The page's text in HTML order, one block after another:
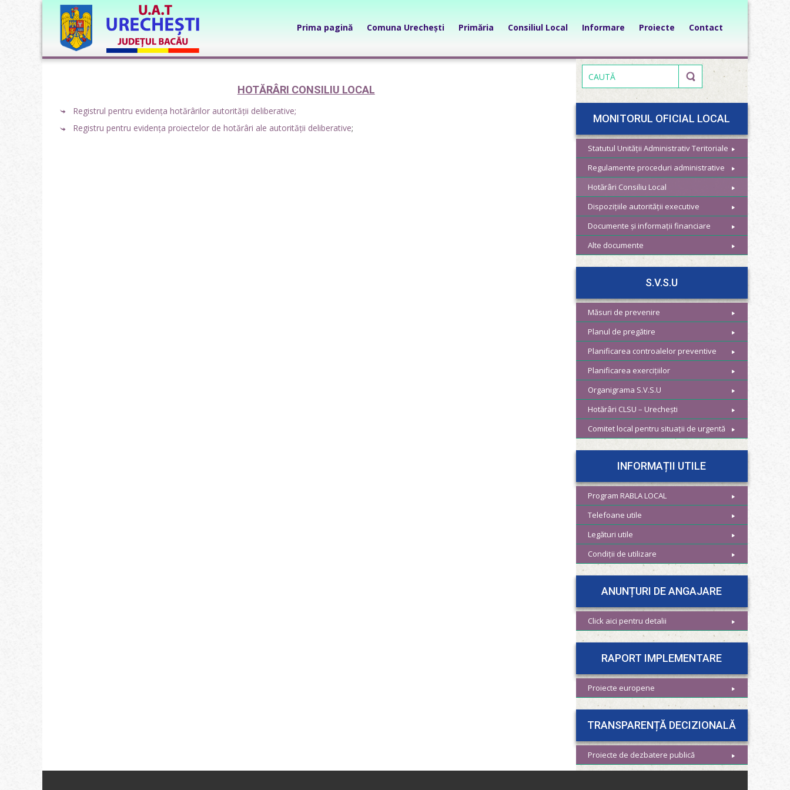
Prima pagină Comuna Urechești Primăria Consiliul Local Informare Proiecte Contact
HOTĂRÂRI CONSILIU LOCAL
Registrul pentru evidența hotărârilor autorității deliberative;
Registru pentru evidența proiectelor de hotărâri ale autorității deliberative;
MONITORUL OFICIAL LOCAL
Statutul Unității Administrativ Teritoriale
Regulamente proceduri administrative
Hotărâri Consiliu Local
Dispozițiile autorității executive
Documente și informații financiare
Alte documente
S.V.S.U
Măsuri de prevenire
Planul de pregătire
Planificarea controalelor preventive
Planificarea exercițiilor
Organigrama S.V.S.U
Hotărâri CLSU – Urechești
Comitet local pentru situații de urgentă
INFORMAȚII UTILE
Program RABLA LOCAL
Telefoane utile
Legături utile
Condiții de utilizare
ANUNȚURI DE ANGAJARE
Click aici pentru detalii
RAPORT IMPLEMENTARE
Proiecte europene
TRANSPARENȚĂ DECIZIONALĂ
Proiecte de dezbatere publică